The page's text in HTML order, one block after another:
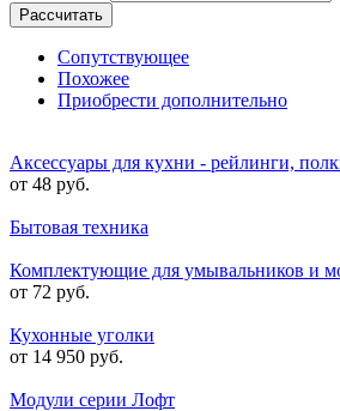
Рассчитать
Сопутствующее
Похожее
Приобрести дополнительно
Аксессуары для кухни - рейлинги,
от 48 руб.
Бытовая техника
Комплектующие для умывальников и
от 72 руб.
Кухонные уголки
от 14 950 руб.
Модули серии Лофт